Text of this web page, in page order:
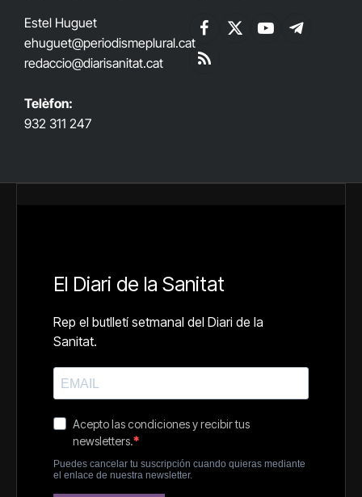
Estel Huguet
ehuguet@periodismeplural.cat
redaccio@diarisanitat.cat
Telèfon:
932 311 247
Facebook
X
YouTubeTelegram
RSS